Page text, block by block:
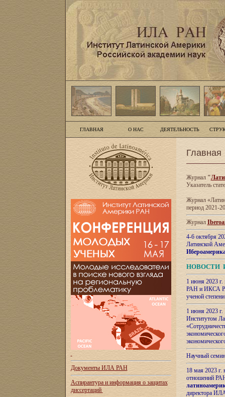
ГЛАВНАЯ О НАС ДЕЯТЕЛЬНОСТЬ
Документы ИЛА РАН
Аспирантура и информация о защитах
диссертаций
Главная
Журнал"
Указатель
Журнал
период 2021-
Журнал
4-6 октября
Латинской
НОВОСТИ
1 июня 2023
РАН и ИКСА
ученой
1 июня 2023
Институтом
Научный
18 мая 2023
отношений
директора